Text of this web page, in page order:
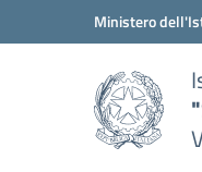
Vai ai contenuti
Vai al menu di navigazione
Ministero